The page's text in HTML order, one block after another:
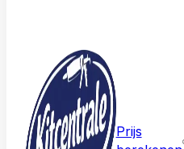
Prijs